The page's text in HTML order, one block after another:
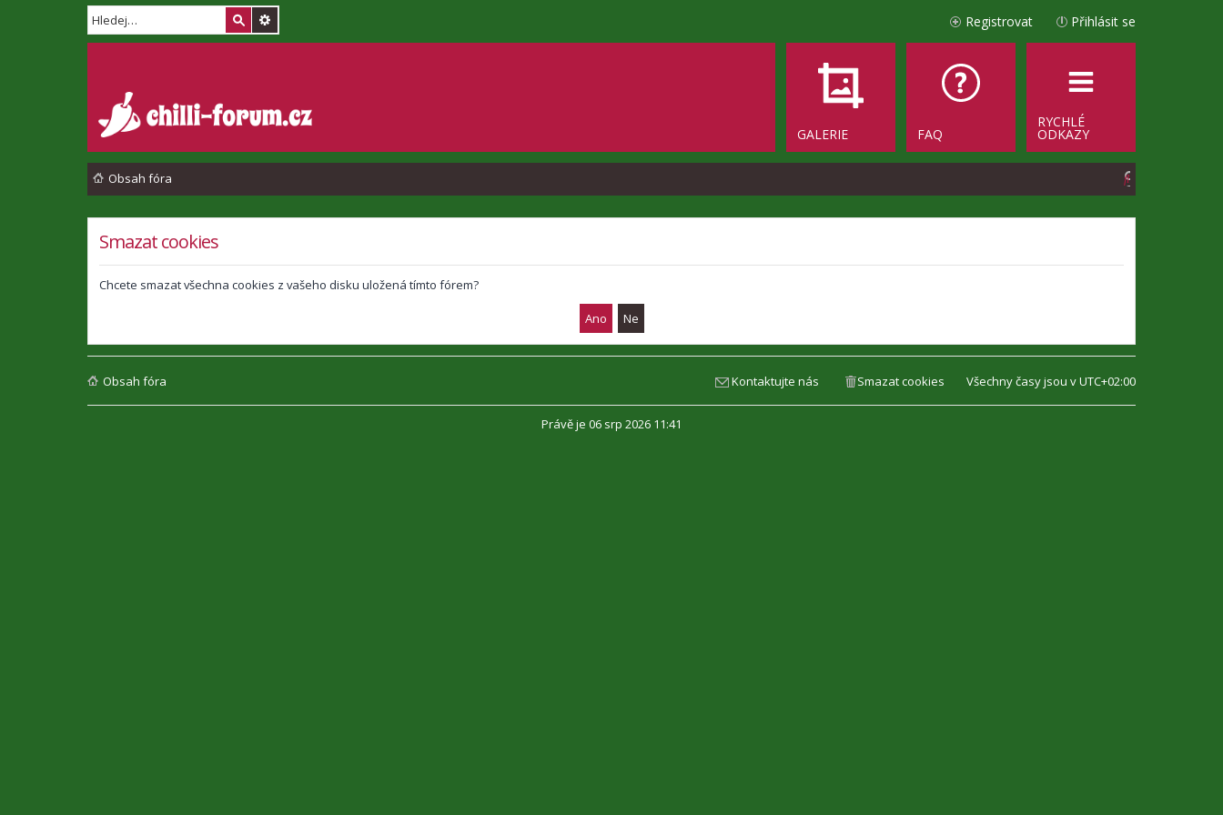
Přihlásit se
Registrovat
RYCHLÉ
ODKAZY
FAQ
GALERIE
Obsah fóra
H
Smazat cookies
Chcete smazat všechna cookies z vašeho disku uložená tímto fórem?
Obsah fóra Všechny časy jsou vUTC+02:00
Smazat cookies
Kontaktujte nás
Právě je 06 srp 2026 11:41